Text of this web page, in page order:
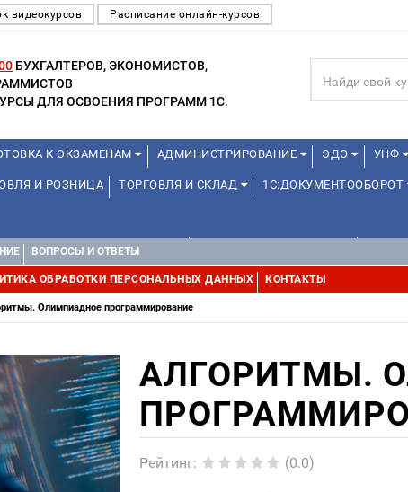
видеокурсов Расписание онлайн-курсов
БУХГАЛТЕРОВ, ЭКОНОМИСТОВ,
ДЛЯ ОСВОЕНИЯ ПРОГРАММ 1С.
К ЭКЗАМЕНАМ АДМИНИСТРИРОВАНИЕ ЭДО УНФ
И РОЗНИЦА ТОРГОВЛЯ И СКЛАД 1С:ДОКУМЕНТООБОРОТ
1С:УПРАВЛЕНИЕ ХОЛДИНГОМ
ВОПРОСЫ И ОТВЕТЫ
ОБРАБОТКИ ПЕРСОНАЛЬНЫХ ДАННЫХ КОНТАКТЫ
Олимпиадное программирование
АЛГОРИТМЫ.
Рейтинг: (0.0)